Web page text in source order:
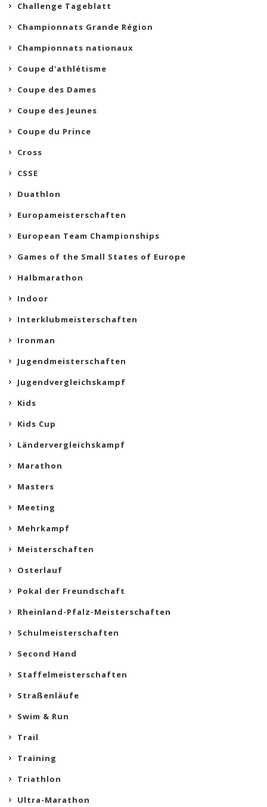
Challenge Tageblatt
Championnats Grande Région
Championnats nationaux
Coupe d'athlétisme
Coupe des Dames
Coupe des Jeunes
Coupe du Prince
Cross
CSSE
Duathlon
Europameisterschaften
European Team Championships
Games of the Small States of Europe
Halbmarathon
Indoor
Interklubmeisterschaften
Ironman
Jugendmeisterschaften
Jugendvergleichskampf
Kids
Kids Cup
Ländervergleichskampf
Marathon
Masters
Meeting
Mehrkampf
Meisterschaften
Osterlauf
Pokal der Freundschaft
Rheinland-Pfalz-Meisterschaften
Schulmeisterschaften
Second Hand
Staffelmeisterschaften
Straßenläufe
Swim & Run
Trail
Training
Triathlon
Ultra-Marathon